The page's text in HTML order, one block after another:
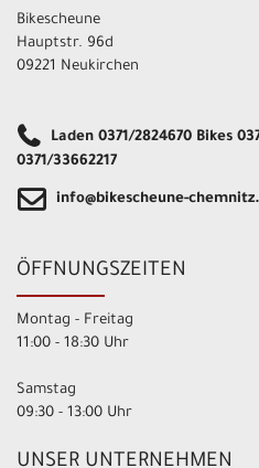
Bikescheune
Hauptstr. 96d
09221 Neukirchen
Laden 0371/2824670 Bikes
0371/33662217
info@bikescheune-
ÖFFNUNGSZEITEN
Montag - Freitag
11:00 - 18:30 Uhr
Samstag
09:30 - 13:00 Uhr
UNSER UNTERNEHMEN